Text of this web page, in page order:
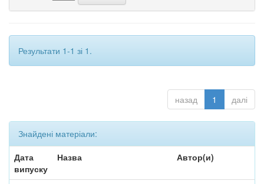
Результати 1-1 зі 1.
назад 1 далі
Знайдені матеріали:
Дата
випуску
Назва Автор(и)